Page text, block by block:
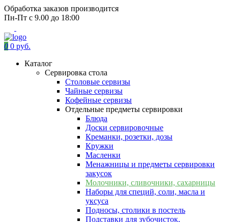
Обработка заказов производится
Пн-Пт с 9.00 до 18:00
0 0 руб.
Каталог
Сервировка стола
Столовые сервизы
Чайные сервизы
Кофейные сервизы
Отдельные предметы сервировки
Блюда
Доски сервировочные
Креманки, розетки, дозы
Кружки
Масленки
Менажницы и предметы сервировки
закусок
Молочники, сливочники, сахарницы
Наборы для специй, соли, масла и
уксуса
Подносы, столики в постель
Подставки для зубочисток,